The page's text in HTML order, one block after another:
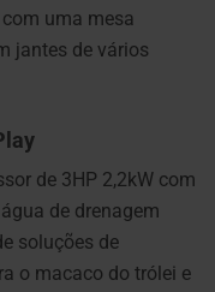
uma mesa
jantes de vários
de 3HP 2,2kW com
de drenagem
soluções de
o macaco do trólei e